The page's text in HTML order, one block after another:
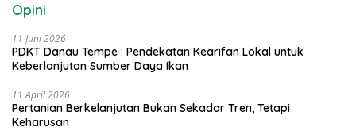
Opini
11 Juni 2026
PDKT Danau Tempe : Pendekatan Kearifan Lokal untuk
Keberlanjutan Sumber Daya Ikan
11 April 2026
Pertanian Berkelanjutan Bukan Sekadar Tren, Tetapi
Keharusan